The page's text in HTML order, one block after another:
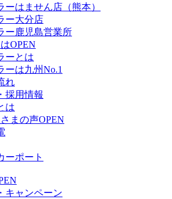
ーはません店（熊本）
ー大分店
ー鹿児島営業所
OPEN
ーとは
ーは九州No.1
れ
採用情報
は
まの声OPEN
ーポート
キャンペーン